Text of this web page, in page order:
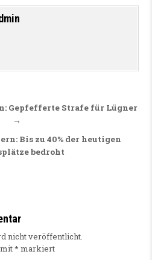
Gepfefferte Strafe für Lügner
→
Bis zu 40% der heutigen
bedroht
nicht veröffentlicht.
* markiert